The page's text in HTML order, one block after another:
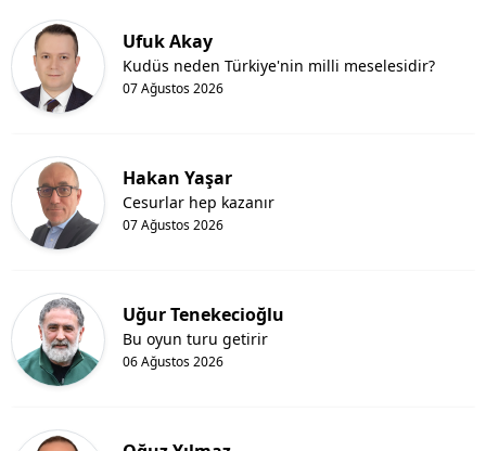
Ufuk Akay
07 Ağustos 2026
Kudüs neden Türkiye'nin milli meselesidir?
Hakan Yaşar
07 Ağustos 2026
Cesurlar hep kazanır
Uğur Tenekecioğlu
06 Ağustos 2026
Bu oyun turu getirir